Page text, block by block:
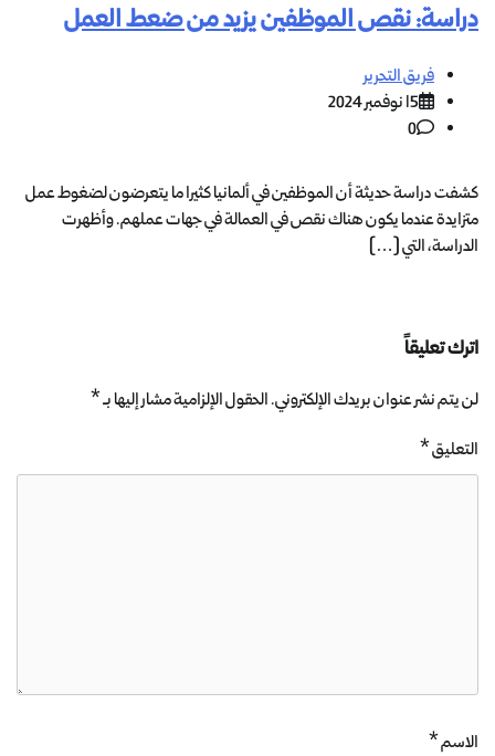
دراسة: نقص الموظفين يزيد من ضعط العمل
فريق التحرير
15 نوفمبر 2024
0
كشفت دراسة حديثة أن الموظفين في ألمانيا كثيرا ما يتعرضون لضغوط عمل
متزايدة عندما يكون هناك نقص في العمالة في جهات عملهم. وأظهرت
الدراسة، التي […]
اترك تعليقاً
لن يتم نشر عنوان بريدك الإلكتروني.الحقول الإلزامية مشار إليها بـ*
التعليق*
الاسم*